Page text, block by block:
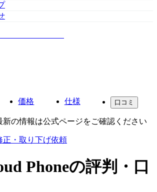
価格 仕様 口コミ
新の情報は公式ページをご確認ください
正・取り下げ依頼
Phoneの評判・口